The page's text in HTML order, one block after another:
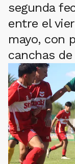
segunda
entre el
mayo, con
canchas de